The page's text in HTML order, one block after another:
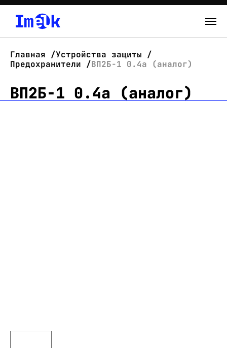
О нас
Новости
Главная
Устройства защиты
Предохранители
ВП2Б-1 0.4а (аналог)
ВП2Б-1 0.4а (аналог)